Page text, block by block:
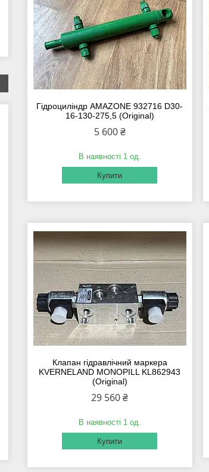
Гідроциліндр AMAZONE 932716 D30-
16-130-275,5 (Original)
5 600 ₴
В наявності 1 од.
Купити
Клапан гідравлічний маркера
KVERNELAND MONOPILL KL862943
(Original)
29 560 ₴
В наявності 1 од.
Купити